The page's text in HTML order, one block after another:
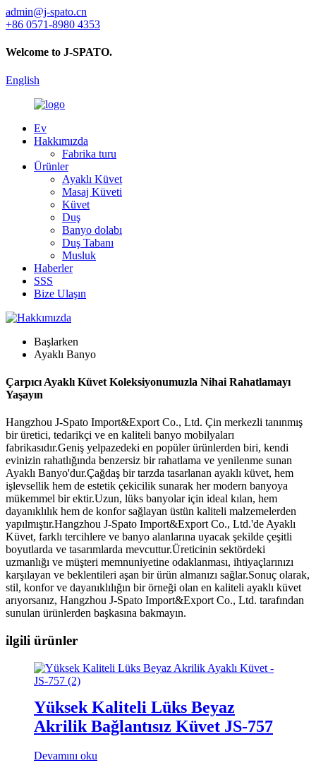
admin@j-spato.cn
+86 0571-8980 4353
Welcome to J-SPATO.
English
Ev
Hakkımızda
Fabrika turu
Ürünler
Ayaklı Küvet
Masaj Küveti
Küvet
Duş
Banyo dolabı
Duş Tabanı
Musluk
Haberler
SSS
Bize Ulaşın
Başlarken
Ayaklı Banyo
Çarpıcı Ayaklı Küvet Koleksiyonumuzla Nihai Rahatlamayı
Yaşayın
Hangzhou J-Spato Import&Export Co., Ltd. Çin merkezli tanınmış
bir üretici, tedarikçi ve en kaliteli banyo mobilyaları
fabrikasıdır.Geniş yelpazedeki en popüler ürünlerden biri, kendi
evinizin rahatlığında benzersiz bir rahatlama ve yenilenme sunan
Ayaklı Banyo'dur.Çağdaş bir tarzda tasarlanan ayaklı küvet, hem
işlevsellik hem de estetik çekicilik sunarak her modern banyoya
mükemmel bir ektir.Uzun, lüks banyolar için ideal kılan, hem
dayanıklılık hem de konfor sağlayan üstün kaliteli malzemelerden
yapılmıştır.Hangzhou J-Spato Import&Export Co., Ltd.'de Ayaklı
Küvet, farklı tercihlere ve banyo alanlarına uyacak şekilde çeşitli
boyutlarda ve tasarımlarda mevcuttur.Üreticinin sektördeki
uzmanlığı ve müşteri memnuniyetine odaklanması, ihtiyaçlarınızı
karşılayan ve beklentileri aşan bir ürün almanızı sağlar.Sonuç olarak,
stil, konfor ve dayanıklılığın bir örneği olan en kaliteli ayaklı küvet
arıyorsanız, Hangzhou J-Spato Import&Export Co., Ltd. tarafından
sunulan ürünlerden başkasına bakmayın.
ilgili ürünler
Yüksek Kaliteli Lüks Beyaz
Akrilik Bağlantısız Küvet JS-757
Devamını oku